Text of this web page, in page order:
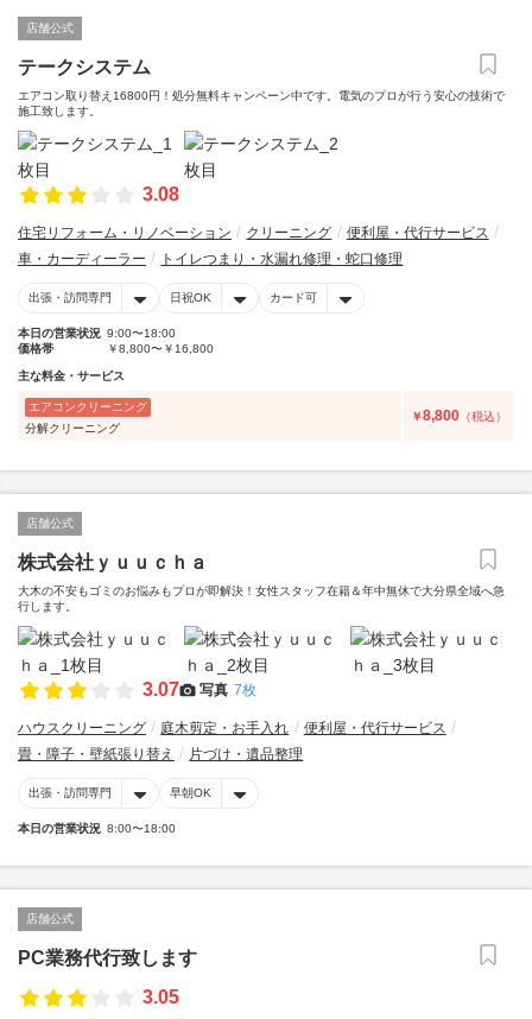
店舗公式
テークシステム
エアコン取り替え16800円！処分無料キャンペーン中です。電気のプロが行う安心の技術で
施工致します。
3.08
住宅リフォーム・リノベーション クリーニング
便利屋・代行サービス
車・カーディーラー
トイレつまり・水漏れ修理・蛇口修理
出張・訪問専門 日祝OK カード可
本日の営業状況 9:00〜18:00
価格帯
￥8,800〜￥16,800
主な料金・サービス
エアコンクリーニング
分解クリーニング
￥8,800 （税込）
店舗公式
株式会社ｙｕｕｃｈａ
大木の不安もゴミのお悩みもプロが即解決！女性スタッフ在籍＆年中無休で大分県全域へ急
行します。
3.07 写真 7枚
ハウスクリーニング 庭木剪定・お手入れ
便利屋・代行サービス
畳・障子・壁紙張り替え
片づけ・遺品整理
出張・訪問専門 早朝OK
本日の営業状況 8:00〜18:00
店舗公式
PC業務代行致します
3.05